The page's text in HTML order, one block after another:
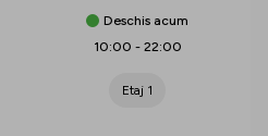
Deschis acum
10:00 - 22:00
Etaj 1